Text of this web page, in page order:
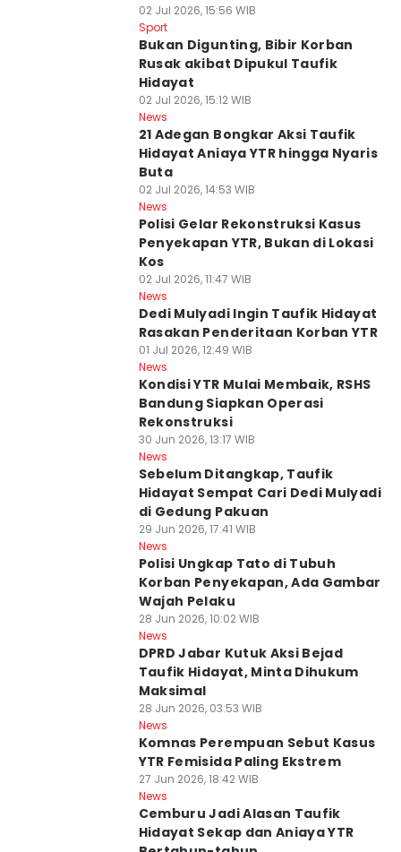
02 Jul 2026, 15:56 WIB
Sport
Bukan Digunting, Bibir Korban
Rusak akibat Dipukul Taufik
Hidayat
02 Jul 2026, 15:12 WIB
News
21 Adegan Bongkar Aksi Taufik
Hidayat Aniaya YTR hingga Nyaris
Buta
02 Jul 2026, 14:53 WIB
News
Polisi Gelar Rekonstruksi Kasus
Penyekapan YTR, Bukan di Lokasi
Kos
02 Jul 2026, 11:47 WIB
News
Dedi Mulyadi Ingin Taufik Hidayat
Rasakan Penderitaan Korban YTR
01 Jul 2026, 12:49 WIB
News
Kondisi YTR Mulai Membaik, RSHS
Bandung Siapkan Operasi
Rekonstruksi
30 Jun 2026, 13:17 WIB
News
Sebelum Ditangkap, Taufik
Hidayat Sempat Cari Dedi Mulyadi
di Gedung Pakuan
29 Jun 2026, 17:41 WIB
News
Polisi Ungkap Tato di Tubuh
Korban Penyekapan, Ada Gambar
Wajah Pelaku
28 Jun 2026, 10:02 WIB
News
DPRD Jabar Kutuk Aksi Bejad
Taufik Hidayat, Minta Dihukum
Maksimal
28 Jun 2026, 03:53 WIB
News
Komnas Perempuan Sebut Kasus
YTR Femisida Paling Ekstrem
27 Jun 2026, 18:42 WIB
News
Cemburu Jadi Alasan Taufik
Hidayat Sekap dan Aniaya YTR